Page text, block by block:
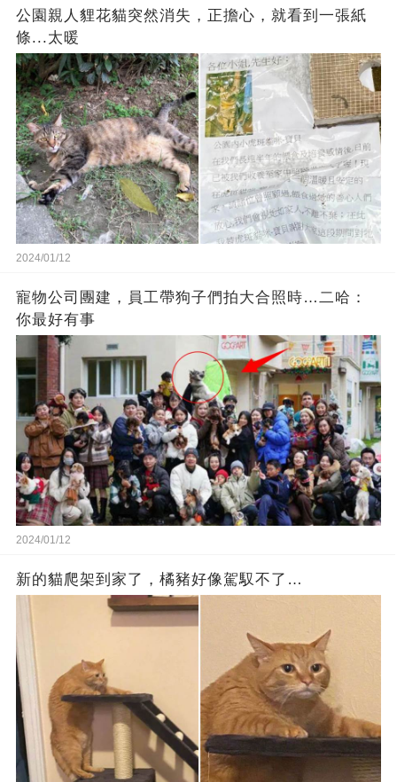
公園親人貍花貓突然消失，正擔心，就看到一張紙
條...太暖
2024/01/12
寵物公司團建，員工帶狗子們拍大合照時…二哈：
你最好有事
2024/01/12
新的貓爬架到家了，橘豬好像駕馭不了…